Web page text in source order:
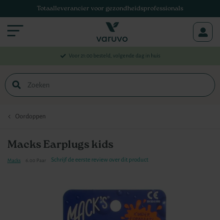
Totaalleverancier voor gezondheidsprofessionals
Voor 21:00 besteld, volgende dag in huis
Oordoppen
Macks Earplugs kids
Macks 6.00 Paar Schrijf de eerste review over dit product